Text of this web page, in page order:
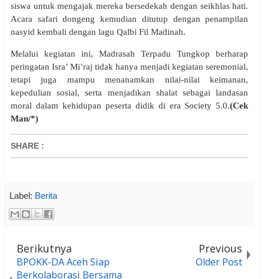
siswa untuk mengajak mereka bersedekah dengan seikhlas hati.
Acara safari dongeng kemudian ditutup dengan penampilan
nasyid kembali dengan lagu Qalbi Fil Madinah.
Melalui kegiatan ini, Madrasah Terpadu Tungkop berharap
peringatan Isra’ Mi’raj tidak hanya menjadi kegiatan seremonial,
tetapi juga mampu menanamkan nilai-nilai keimanan,
kepedulian sosial, serta menjadikan shalat sebagai landasan
moral dalam kehidupan peserta didik di era Society 5.0.(Cek
Man/*)
SHARE :
Label: Berita
Berikutnya
BPOKK-DA Aceh Siap
Berkolaborasi Bersama
Previous
Older Post